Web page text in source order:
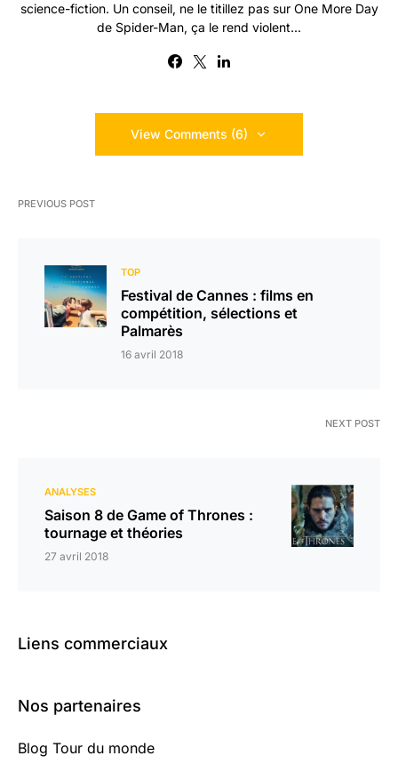
science-fiction. Un conseil, ne le titillez pas sur One More Day
de Spider-Man, ça le rend violent...
View Comments (6)
PREVIOUS POST
TOP
Festival de Cannes : films en
compétition, sélections et
Palmarès
16 avril 2018
NEXT POST
ANALYSES
Saison 8 de Game of Thrones :
tournage et théories
27 avril 2018
Liens commerciaux
Nos partenaires
Blog Tour du monde